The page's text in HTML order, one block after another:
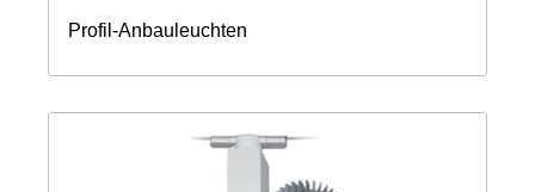
Profil-Anbauleuchten